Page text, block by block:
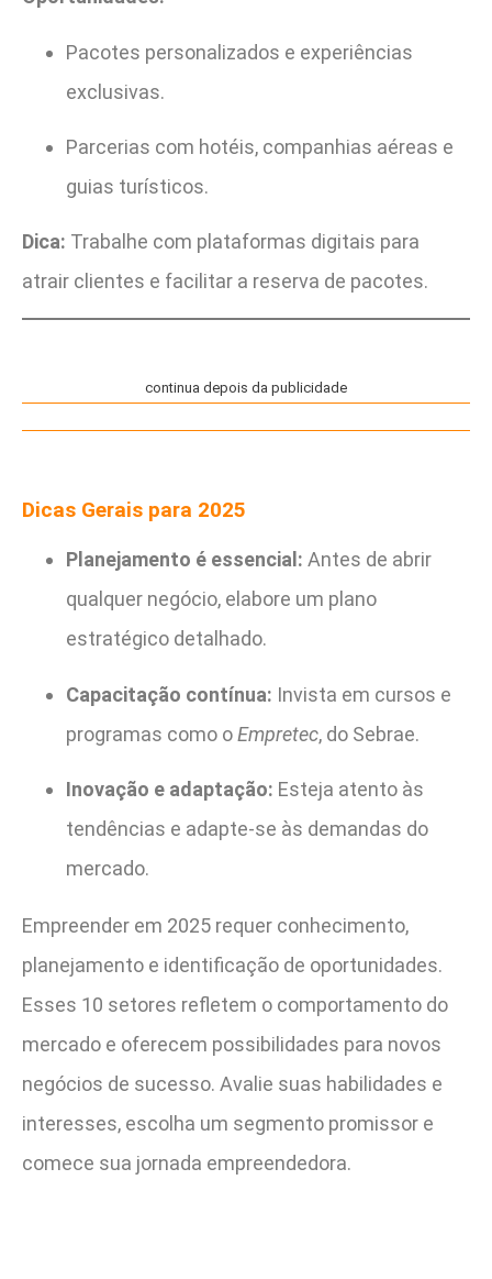
Pacotes personalizados e experiências
exclusivas.
Parcerias com hotéis, companhias aéreas e
guias turísticos.
Dica: Trabalhe com plataformas digitais para
atrair clientes e facilitar a reserva de pacotes.
continua depois da publicidade
Dicas Gerais para 2025
Planejamento é essencial: Antes de abrir
qualquer negócio, elabore um plano
estratégico detalhado.
Capacitação contínua: Invista em cursos e
programas como oEmpretec, do Sebrae.
Inovação e adaptação: Esteja atento às
tendências e adapte-se às demandas do
mercado.
Empreender em 2025 requer conhecimento,
planejamento e identificação de oportunidades.
Esses 10 setores refletem o comportamento do
mercado e oferecem possibilidades para novos
negócios de sucesso. Avalie suas habilidades e
interesses, escolha um segmento promissor e
comece sua jornada empreendedora.